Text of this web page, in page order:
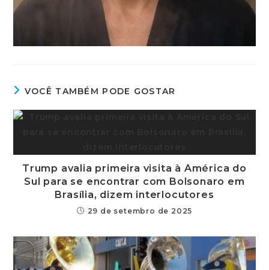
VOCÊ TAMBÉM PODE GOSTAR
Trump avalia primeira visita à América do
Sul para se encontrar com Bolsonaro em
Brasília, dizem interlocutores
29 de setembro de 2025